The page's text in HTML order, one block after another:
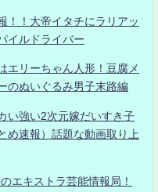
！！大帝イタチにラリアッ
イルドライバー
リーちゃん人形！豆腐メ
のぬいぐるみ男子末路編
い強い2次元嫁だいすき子
め速報）話題な動画取り上
エキストラ芸能情報局！